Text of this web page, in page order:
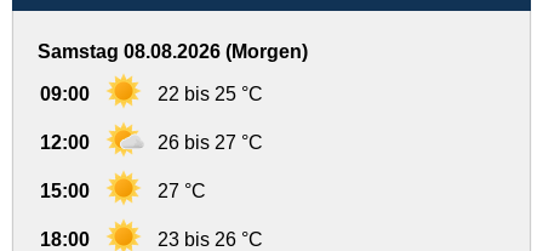
Samstag 08.08.2026 (Morgen)
09:00 22 bis 25 °C
12:00 26 bis 27 °C
15:00 27 °C
18:00 23 bis 26 °C